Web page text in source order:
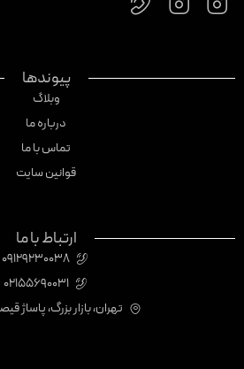
پیوندها
وبلاگ
درباره ما
تماس با ما
قوانین سایت
ارتباط با ما
09129230038
02155690031
تهران، بازار بزرگ، پاساژ